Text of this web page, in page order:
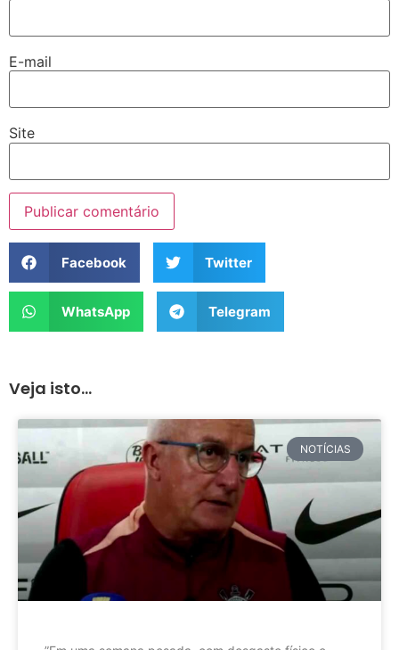
E-mail
Site
Facebook Twitter
WhatsApp Telegram
Veja isto...
NOTÍCIAS